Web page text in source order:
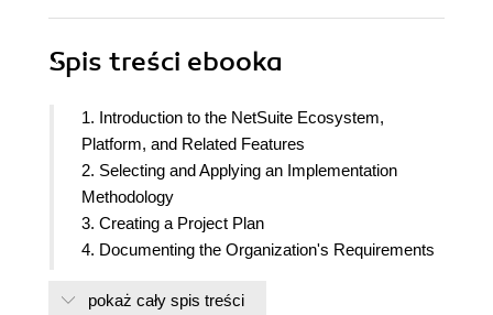
Spis treści ebooka
1. Introduction to the NetSuite Ecosystem,
Platform, and Related Features
2. Selecting and Applying an Implementation
Methodology
3. Creating a Project Plan
4. Documenting the Organization's Requirements
6. Understanding the Organization's Accounting
pokaż cały spis treści